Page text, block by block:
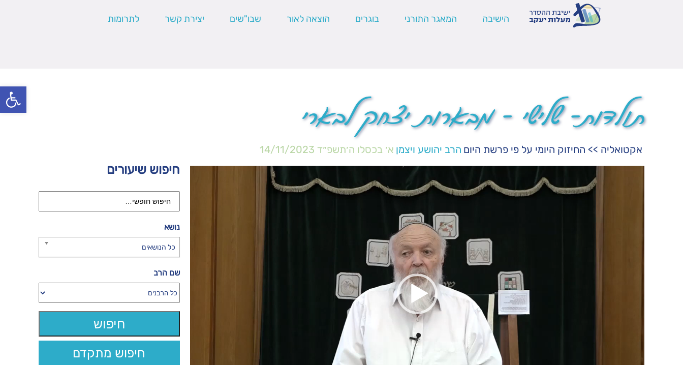
פתח
הישיבה המאגר התורני בוגרים הוצאה לאור שבו"שים יצירת קשר לתרומות
תולדות- שלישי – מבארות יצחק לבארי
אקטואליה >> החיזוק היומי על פי פרשת היום הרב יהושע ויצמן א׳ בכסלו ה׳תשפ״ד 14/11/2023
חיפוש שיעורים
נושא
כל הנושאים
שם הרב
חיפוש מתקדם